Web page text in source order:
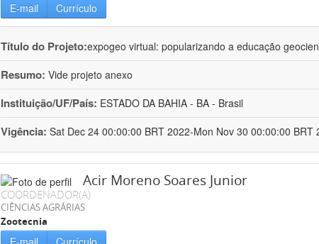
E-mail Currículo
Título do Projeto:expogeo virtual: popularizando a educação
Resumo: Vide projeto anexo
Instituição/UF/País: ESTADO DA BAHIA - BA - Brasil
Vigência: Sat Dec 24 00:00:00 BRT 2022-Mon Nov 30 00:00:00 BRT
Acir Moreno Soares Junior
COORDENADOR(A)
CIÊNCIAS AGRÁRIAS
Zootecnia